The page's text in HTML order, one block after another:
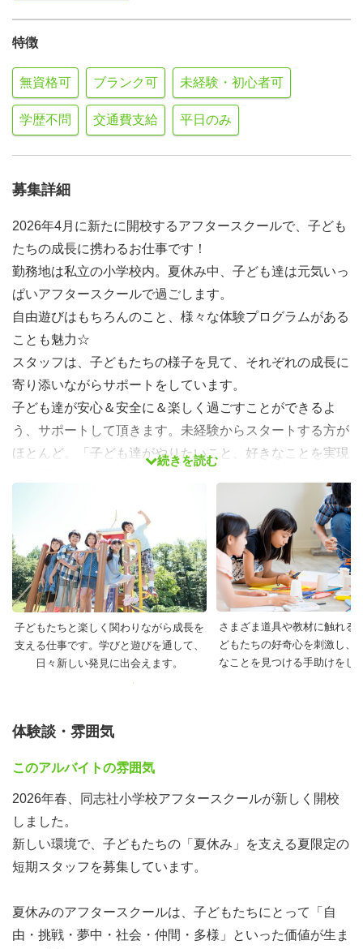
特徴
無資格可 ブランク可 未経験・初心者可
学歴不問 交通費支給 平日のみ
募集詳細
2026年4月に新たに開校するアフタースクールで、子ども
たちの成長に携わるお仕事です！
勤務地は私立の小学校内。夏休み中、子ども達は元気いっ
ぱいアフタースクールで過ごします。
自由遊びはもちろんのこと、様々な体験プログラムがある
ことも魅力☆
スタッフは、子どもたちの様子を見て、それぞれの成長に
寄り添いながらサポートをしています。
子ども達が安心＆安全に＆楽しく過ごすことができるよ
う、サポートして頂きます。未経験からスタートする方が
ほとんど。「子ども達がやりたいこと、好きなことを実現
います！子どもの笑顔あふれる職場で、きっとやりがいを
感じながらお仕事をしていただけますよ！
＜お任せするお仕事内容＞
■子どもサポート（一緒に体を動かすなどあそびのサポー
ト／子ども同士のトラブル、ケガ等の危険がないように見
守り、起きた時の一時対応など）
■おやつの準備
■プログラムやイベントの企画や運営サポート
＜午前中勤務の場合のスケジュールをご紹介＞※一例です
7:30～ 開室準備
8:00～ 登室見守り
9:00～ 子どもの自由遊びサポート
11:45～ 昼食準備・提供・片付け
13:00 退勤
続きを読む
子どもたちと楽しく関わりながら成長を
支える仕事です。学びと遊びを通して、
日々新しい発見に出会えます。
さまざま道具や教材に触れる
どもたちの好奇心を刺激し、
なことを見つける手助けをし
体験談・雰囲気
このアルバイトの雰囲気
2026年春、同志社小学校アフタースクールが新しく開校
しました。
新しい環境で、子どもたちの「夏休み」を支える夏限定の
短期スタッフを募集しています。
夏休みのアフタースクールは、子どもたちにとって「自
由・挑戦・夢中・社会・仲間・多様」といった価値が生ま